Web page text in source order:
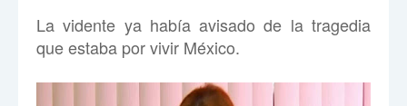
La vidente ya había avisado de la tragedia
que estaba por vivir México.